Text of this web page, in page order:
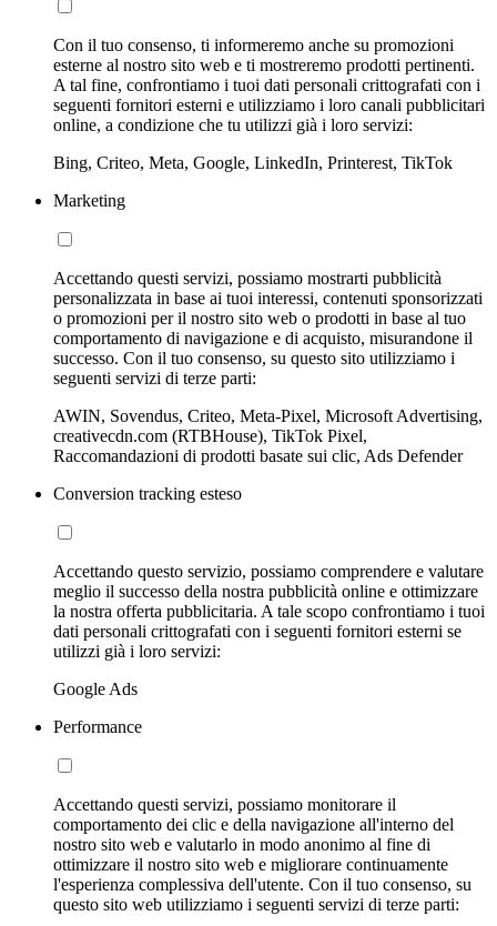
Con il tuo consenso, ti informeremo anche su promozioni
esterne al nostro sito web e ti mostreremo prodotti pertinenti.
A tal fine, confrontiamo i tuoi dati personali crittografati con i
seguenti fornitori esterni e utilizziamo i loro canali pubblicitari
online, a condizione che tu utilizzi già i loro servizi:
Bing, Criteo, Meta, Google, LinkedIn, Printerest, TikTok
Marketing
Accettando questi servizi, possiamo mostrarti pubblicità
personalizzata in base ai tuoi interessi, contenuti sponsorizzati
o promozioni per il nostro sito web o prodotti in base al tuo
comportamento di navigazione e di acquisto, misurandone il
successo. Con il tuo consenso, su questo sito utilizziamo i
seguenti servizi di terze parti:
AWIN, Sovendus, Criteo, Meta-Pixel, Microsoft Advertising,
creativecdn.com (RTBHouse), TikTok Pixel,
Raccomandazioni di prodotti basate sui clic, Ads Defender
Conversion tracking esteso
Accettando questo servizio, possiamo comprendere e valutare
meglio il successo della nostra pubblicità online e ottimizzare
la nostra offerta pubblicitaria. A tale scopo confrontiamo i tuoi
dati personali crittografati con i seguenti fornitori esterni se
utilizzi già i loro servizi:
Google Ads
Performance
Accettando questi servizi, possiamo monitorare il
comportamento dei clic e della navigazione all'interno del
nostro sito web e valutarlo in modo anonimo al fine di
ottimizzare il nostro sito web e migliorare continuamente
l'esperienza complessiva dell'utente. Con il tuo consenso, su
questo sito web utilizziamo i seguenti servizi di terze parti: